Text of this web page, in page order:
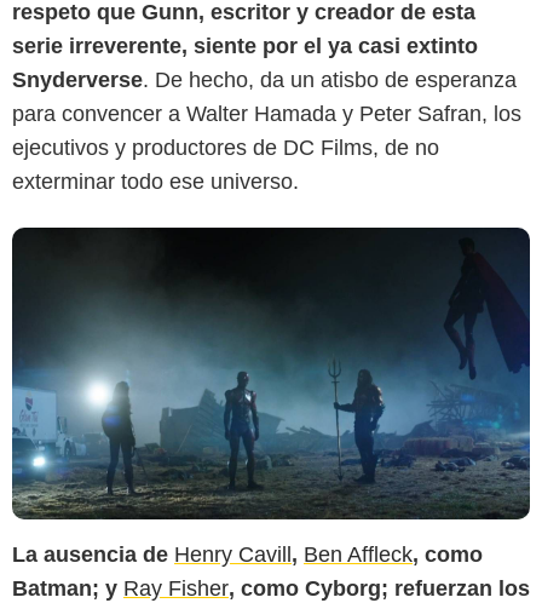
respeto que Gunn, escritor y creador de esta
serie irreverente, siente por el ya casi extinto
Snyderverse. De hecho, da un atisbo de esperanza
para convencer a Walter Hamada y Peter Safran, los
ejecutivos y productores de DC Films, de no
exterminar todo ese universo.
La ausencia de Henry Cavill , Ben Affleck, como
Batman; y Ray Fisher, como Cyborg; refuerzan los